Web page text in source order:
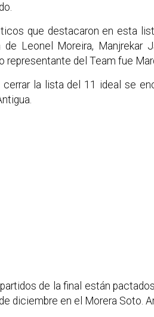
que destacaron en esta
de Leonel Moreira, Manjrekar
representante del Team fue
cerrar la lista del 11 ideal se
de la final están
diciembre en el Morera Soto.